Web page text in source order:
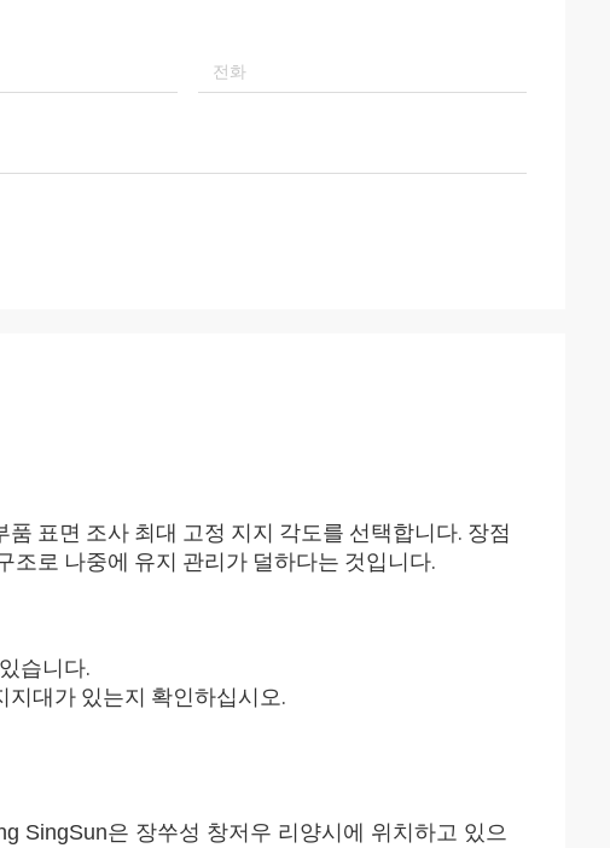
표면 조사 최대 고정 지지 각도를 선택합니다. 장점
조로 나중에 유지 관리가 덜하다는 것입니다.
습니다.
지대가 있는지 확인하십시오.
SingSun은 장쑤성 창저우 리양시에 위치하고 있으